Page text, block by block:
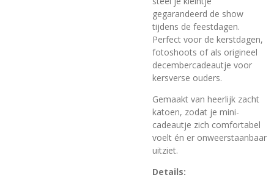
gegarandeerd de show
tijdens de feestdagen.
Perfect voor de kerstdagen,
fotoshoots of als origineel
decembercadeautje voor
kersverse ouders.
Gemaakt van heerlijk zacht
katoen, zodat je mini-
cadeautje zich comfortabel
voelt én er onweerstaanbaar
uitziet.
Details: